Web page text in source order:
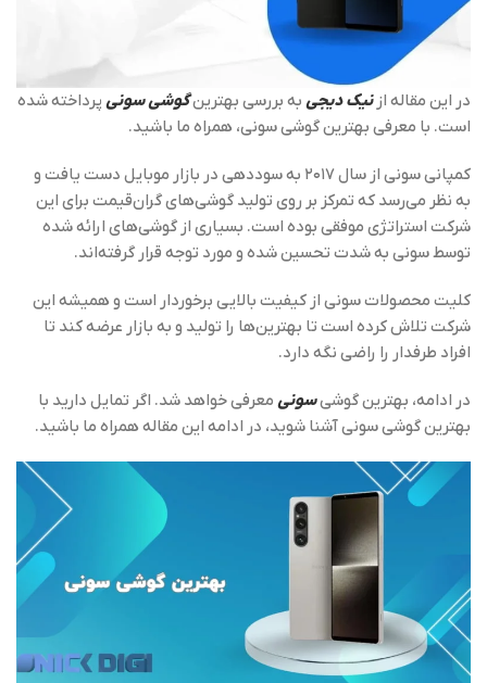
در این مقاله ازنیک دیجی به بررسی بهترینگوشی‌ سونی پرداخته شده
است. با معرفی بهترین گوشی سونی، همراه ما باشید.
کمپانی سونی از سال ۲۰۱۷ به سوددهی در بازار موبایل دست یافت و
به نظر می‌رسد که تمرکز بر روی تولید گوشی‌های گران‌قیمت برای این
شرکت استراتژی موفقی بوده است. بسیاری از گوشی‌های ارائه شده
توسط سونی به شدت تحسین شده و مورد توجه قرار گرفته‌اند.
کلیت محصولات سونی از کیفیت بالایی برخوردار است و همیشه این
شرکت تلاش کرده است تا بهترین‌ها را تولید و به بازار عرضه کند تا
افراد طرفدار را راضی نگه دارد.
در ادامه، بهترین گوشیسونی معرفی خواهد شد. اگر تمایل دارید با
بهترین گوشی سونی آشنا شوید، در ادامه این مقاله همراه ما باشید.